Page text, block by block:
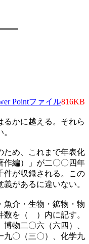
Pointファイル816KB
かに越える。それら
ため、これまで年表化
作編）」が二〇〇四年
件が収録される。この
があるに違いない。
介・生物・鉱物・物
数を（ ）内に記す。
物二〇六（六四）、
九〇（三〇）、化学九